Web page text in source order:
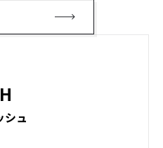
シュ